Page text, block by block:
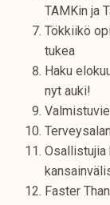
TAMKin ja
Tökkiikö
tukea
Haku
nyt auki!
Osallistujia
Faster